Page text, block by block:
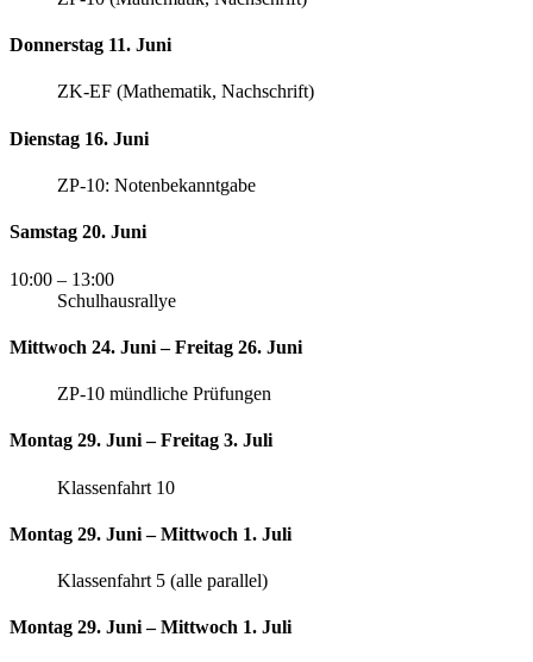
Donnerstag 11. Juni
ZK-EF (Mathematik, Nachschrift)
Dienstag 16. Juni
ZP-10: Notenbekanntgabe
Samstag 20. Juni
10:00 – 13:00
Schulhausrallye
Mittwoch 24. Juni – Freitag 26. Juni
ZP-10 mündliche Prüfungen
Montag 29. Juni – Freitag 3. Juli
Klassenfahrt 10
Montag 29. Juni – Mittwoch 1. Juli
Klassenfahrt 5 (alle parallel)
Montag 29. Juni – Mittwoch 1. Juli